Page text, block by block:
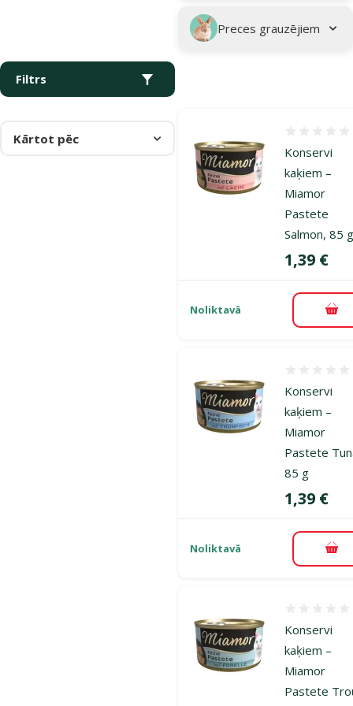
Preces grauzējiem
Filtrs
Kārtot pēc
Konservi
kaķiem –
Miamor
Pastete
Salmon, 85
Cena
1,39 €
Noliktavā
Konservi
kaķiem –
Miamor
Pastete
85 g
Cena
1,39 €
Noliktavā
Konservi
kaķiem –
Miamor
Pastete